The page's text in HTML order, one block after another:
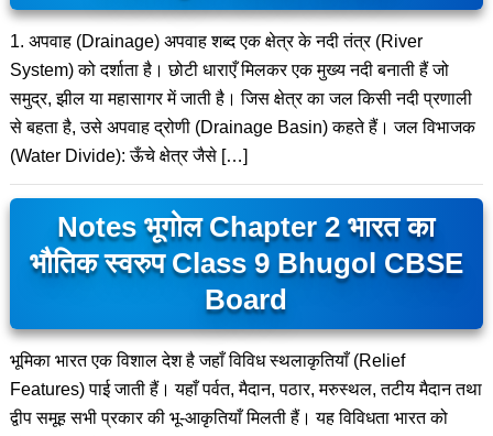
1. अपवाह (Drainage) अपवाह शब्द एक क्षेत्र के नदी तंत्र (River
System) को दर्शाता है। छोटी धाराएँ मिलकर एक मुख्य नदी बनाती हैं जो
समुद्र, झील या महासागर में जाती है। जिस क्षेत्र का जल किसी नदी प्रणाली
से बहता है, उसे अपवाह द्रोणी (Drainage Basin) कहते हैं। जल विभाजक
(Water Divide): ऊँचे क्षेत्र जैसे […]
Notes भूगोल Chapter 2 भारत का
भौतिक स्वरुप Class 9 Bhugol CBSE
Board
भूमिका भारत एक विशाल देश है जहाँ विविध स्थलाकृतियाँ (Relief
Features) पाई जाती हैं। यहाँ पर्वत, मैदान, पठार, मरुस्थल, तटीय मैदान तथा
द्वीप समूह सभी प्रकार की भू-आकृतियाँ मिलती हैं। यह विविधता भारत को